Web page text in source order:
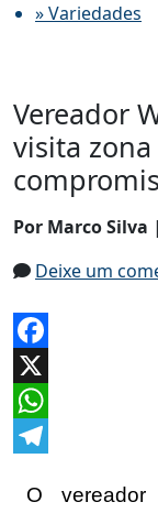
» Variedades
Vereador
visita
Por Marco Silva
Deixe um
Facebook
X
WhatsApp
O vereador